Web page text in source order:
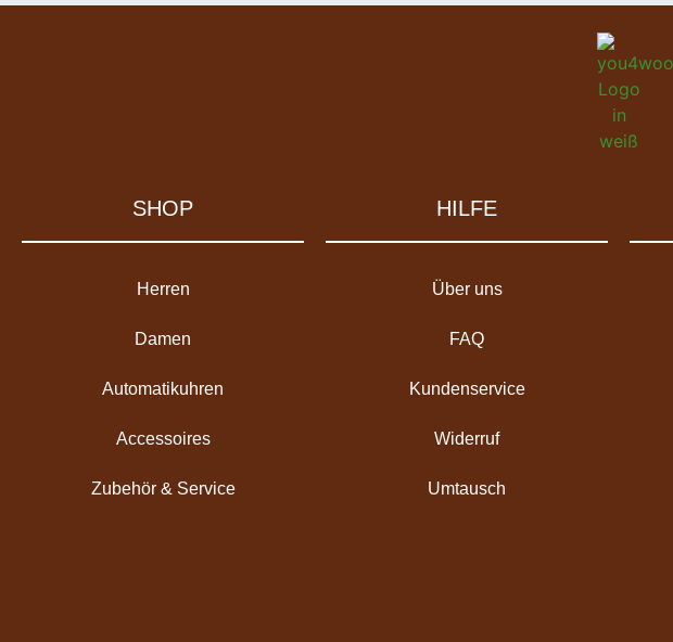
SHOP
Herren
Damen
Automatikuhren
Accessoires
Zubehör & Service
HILFE
Über uns
FAQ
Kundenservice
Widerruf
Umtausch